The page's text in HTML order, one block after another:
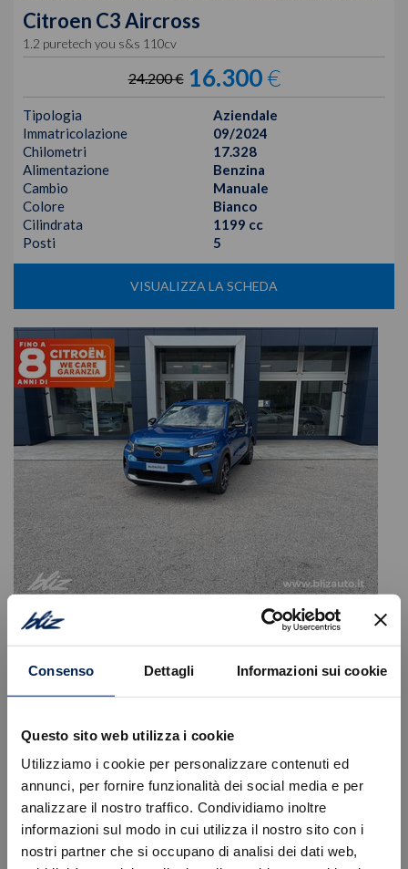
Consenso Dettagli Informazioni sui cookie
Questo sito web utilizza i cookie
Utilizziamo i cookie per personalizzare contenuti ed
annunci, per fornire funzionalità dei social media e per
analizzare il nostro traffico. Condividiamo inoltre
informazioni sul modo in cui utilizza il nostro sito con i
nostri partner che si occupano di analisi dei dati web,
Citroen C3 Aircross
1.2 puretech you s&s 110cv
24.200 € 16.300€
Tipologia
Aziendale
Immatricolazione
09/2024
Chilometri
17.328
Alimentazione
Benzina
Cambio
Manuale
Colore
Bianco
Cilindrata
1199 cc
Posti
5
VISUALIZZA LA SCHEDA
Citroen
1.2 puretech turbo plus 100cv s&s
19.670 € 16.400€
Immatricolazione
07/2026
Cambio
Manuale
Colore
Blu
Cilindrata
1199 cc
Posti
5